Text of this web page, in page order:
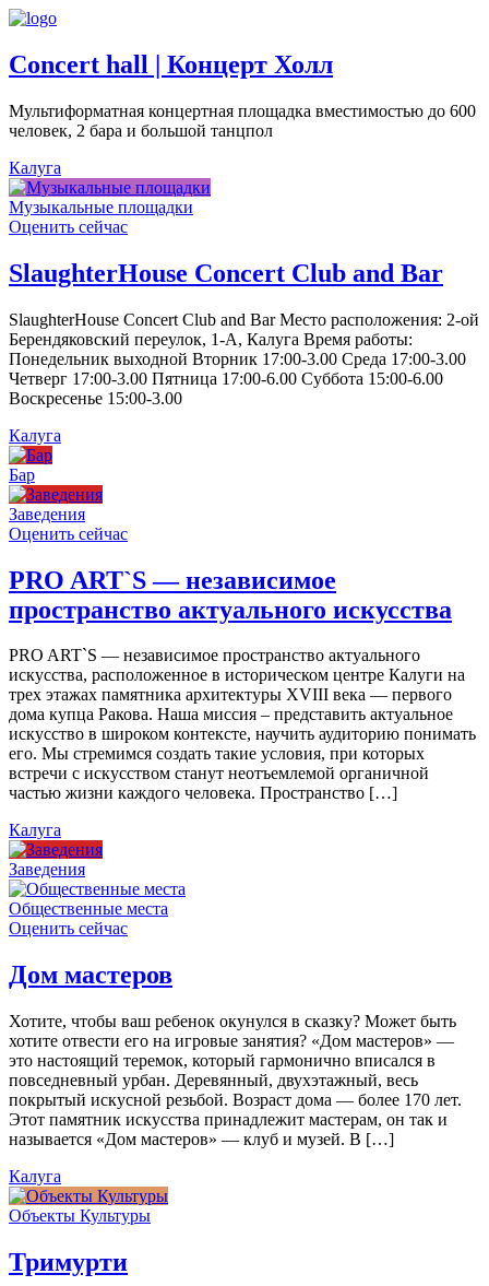
Concert hall | Концерт Холл
Мультиформатная концертная площадка вместимостью до 600
человек, 2 бара и большой танцпол
Калуга
Музыкальные площадки
Оценить сейчас
SlaughterHouse Concert Club and Bar
SlaughterHouse Concert Club and Bar Место расположения: 2-ой
Берендяковский переулок, 1-А, Калуга Время работы:
Понедельник выходной Вторник 17:00-3.00 Среда 17:00-3.00
Четверг 17:00-3.00 Пятница 17:00-6.00 Суббота 15:00-6.00
Воскресенье 15:00-3.00
Калуга
Бар
Заведения
Оценить сейчас
PRO ART`S — независимое
пространство актуального искусства
PRO ART`S — независимое пространство актуального
искусства, расположенное в историческом центре Калуги на
трех этажах памятника архитектуры XVIII века — первого
дома купца Ракова. Наша миссия – представить актуальное
искусство в широком контексте, научить аудиторию понимать
его. Мы стремимся создать такие условия, при которых
встречи с искусством станут неотъемлемой органичной
частью жизни каждого человека. Пространство […]
Калуга
Заведения
Общественные места
Оценить сейчас
Дом мастеров
Хотите, чтобы ваш ребенок окунулся в сказку? Может быть
хотите отвести его на игровые занятия? «Дом мастеров» —
это настоящий теремок, который гармонично вписался в
повседневный урбан. Деревянный, двухэтажный, весь
покрытый искусной резьбой. Возраст дома — более 170 лет.
Этот памятник искусства принадлежит мастерам, он так и
называется «Дом мастеров» — клуб и музей. В […]
Калуга
Объекты Культуры
Тримурти